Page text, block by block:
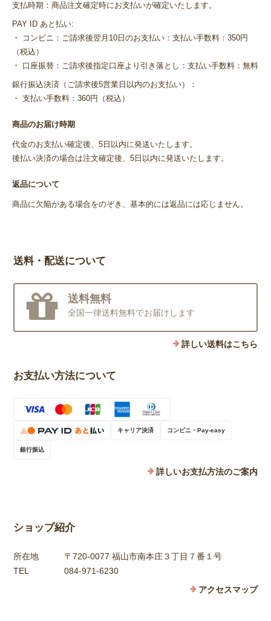
支払時期：商品注文確定時にお支払いが確定いたします。
PAY ID あと払い:
・ コンビニ：ご請求後翌月10日のお支払い：支払い手数料：350円
（税込）
・ 口座振替：ご請求後指定口座より引き落とし：支払い手数料：無料
銀行振込決済（ご請求後5営業日以内のお支払い）：
・ 支払い手数料：360円（税込）
商品のお届け時期
代金のお支払い確定後、5日以内に発送いたします。
後払い決済の場合は注文確定後、5日以内に発送いたします。
返品について
商品に欠陥がある場合をのぞき、基本的には返品には応じません。
送料・配送について
送料無料
全国一律送料無料でお届けします
詳しい送料はこちら
お支払い方法について
キャリア決済 コンビニ・Pay-easy
銀行振込
詳しいお支払方法のご案内
ショップ紹介
所在地
〒720-0077 福山市南本庄３丁目７番１号
TEL
084-971-6230
アクセスマップ